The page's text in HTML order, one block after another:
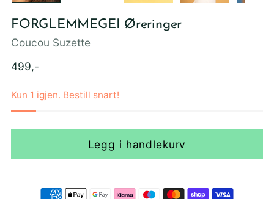
FORGLEMMEGEI Øreringer
Coucou Suzette
Ordinær
499,-
Kun 1 igjen. Bestill snart!
Legg i handlekurv